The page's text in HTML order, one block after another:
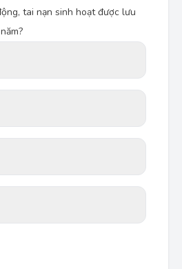
tai nạn sinh hoạt được lưu